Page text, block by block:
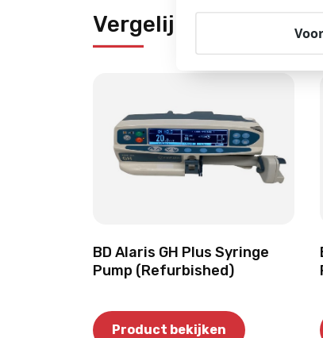
Vergelijkbare
BD Alaris GH Plus Syringe
Pump (Refurbished)
Product bekijken